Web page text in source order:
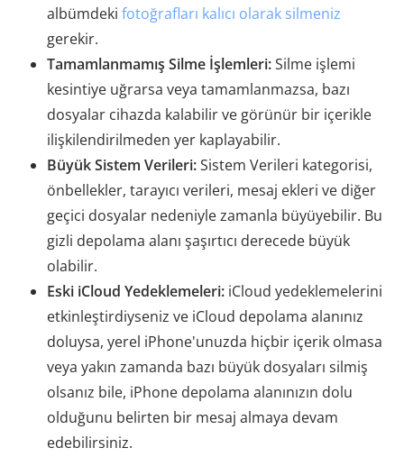
albümdeki fotoğrafları kalıcı olarak silmeniz
gerekir.
Tamamlanmamış Silme İşlemleri:Silme işlemi
kesintiye uğrarsa veya tamamlanmazsa, bazı
dosyalar cihazda kalabilir ve görünür bir içerikle
ilişkilendirilmeden yer kaplayabilir.
Büyük Sistem Verileri:Sistem Verileri kategorisi,
önbellekler, tarayıcı verileri, mesaj ekleri ve diğer
geçici dosyalar nedeniyle zamanla büyüyebilir. Bu
gizli depolama alanı şaşırtıcı derecede büyük
olabilir.
Eski iCloud Yedeklemeleri: iCloud yedeklemelerini
etkinleştirdiyseniz ve iCloud depolama alanınız
doluysa, yerel iPhone'unuzda hiçbir içerik olmasa
veya yakın zamanda bazı büyük dosyaları silmiş
olsanız bile, iPhone depolama alanınızın dolu
olduğunu belirten bir mesaj almaya devam
edebilirsiniz.